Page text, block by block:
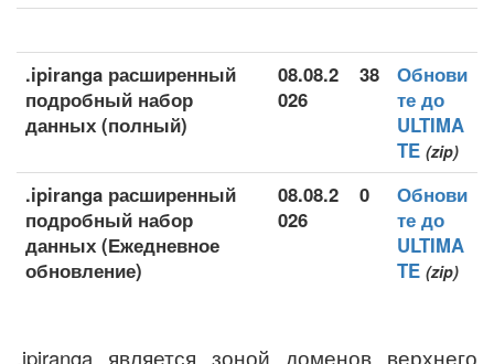
.ipiranga расширенный
подробный набор
данных (полный)
08.08.2
026
38
Обнови
те до
ULTIMA
TE (zip)
.ipiranga расширенный
подробный набор
данных (Ежедневное
обновление)
08.08.2
026
0
Обнови
те до
ULTIMA
TE (zip)
.ipiranga является зоной доменов верхнего